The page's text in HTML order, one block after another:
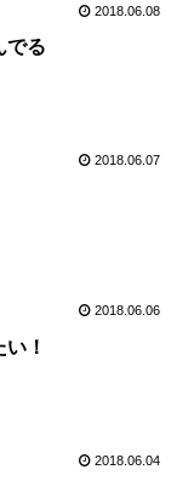
2018.06.08
でる
2018.06.07
2018.06.06
！
2018.06.04